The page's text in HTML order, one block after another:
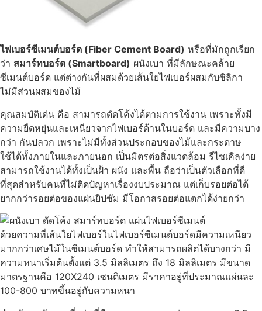
ไฟเบอร์ซีเมนต์บอร์ด (Fiber Cement Board) หรือที่มักถูกเรียก
ว่า สมาร์ทบอร์ด (Smartboard) ผนังเบา ที่มีลักษณะคล้าย
ซีเมนต์บอร์ด แต่ต่างกันที่ผสมด้วยเส้นใยไฟเบอร์ผสมกับซิลิกา
ไม่มีส่วนผสมของไม้
คุณสมบัติเด่น คือ สามารถดัดโค้งได้ตามการใช้งาน เพราะทั้งมี
ความยืดหยุ่นและเหนียวจากไฟเบอร์ด้านในบอร์ด และมีความบาง
กว่า กันปลวก เพราะไม่มีทั้งส่วนประกอบของไม้และกระดาษ
ใช้ได้ทั้งภายในและภายนอก เป็นมิตรต่อสิ่งแวดล้อม รีไซเคิลง่าย
สามารถใช้งานได้ทั้งเป็นฝ้า ผนัง และพื้น ถือว่าเป็นตัวเลือกที่ดี
ที่สุดสำหรับคนที่ไม่ติดปัญหาเรื่องงบประมาณ แต่เก็บรอยต่อได้
ยากกว่ารอยต่อของแผ่นยิปซัม มีโอกาสรอยต่อแตกได้ง่ายกว่า
ด้วยความที่เส้นใยไฟเบอร์ในไฟเบอร์ซีเมนต์บอร์ดมีความเหนียว
มากกว่าเศษไม้ในซีเมนต์บอร์ด ทำให้สามารถผลิตได้บางกว่า มี
ความหนาเริ่มต้นตั้งแต่ 3.5 มิลลิเมตร ถึง 18 มิลลิเมตร มีขนาด
มาตรฐานคือ 120X240 เซนติเมตร มีราคาอยู่ที่ประมาณแผ่นละ
100-800 บาทขึ้นอยู่กับความหนา